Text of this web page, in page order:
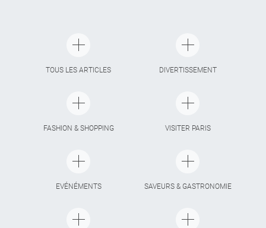
TOUS LES ARTICLES DIVERTISSEMENT
FASHION & SHOPPING VISITER PARIS
EVÉNÉMENTS SAVEURS & GASTRONOMIE